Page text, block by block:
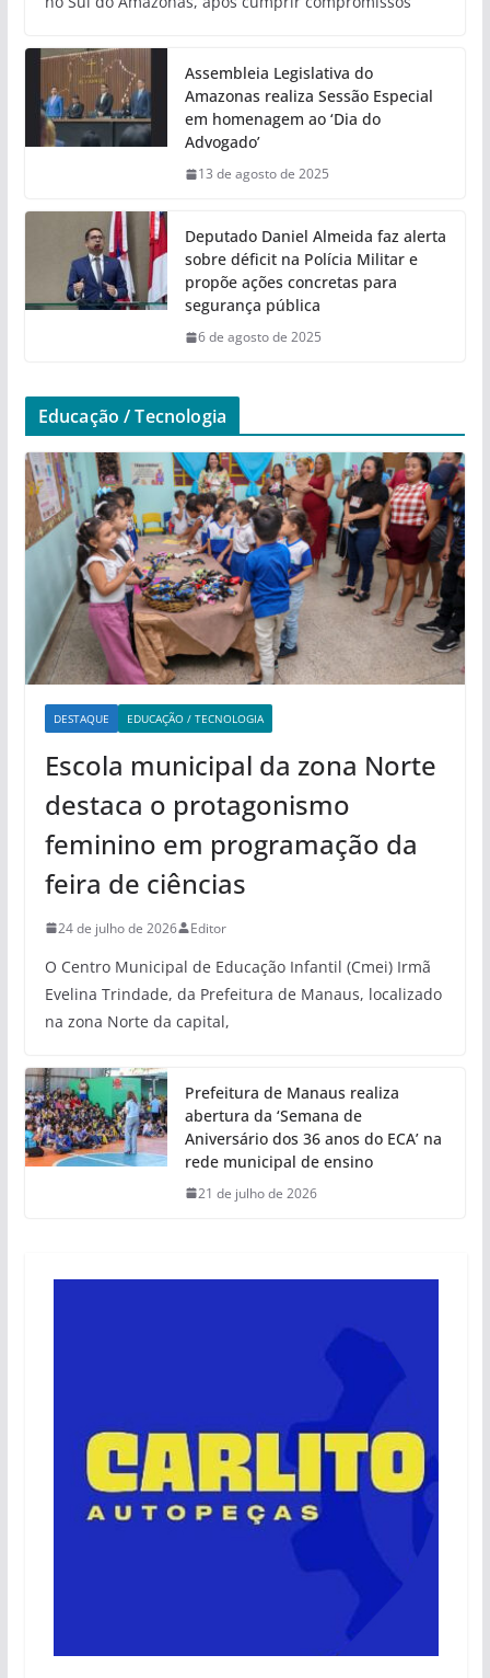
Assembleia Legislativa do
Amazonas realiza Sessão Especial
em homenagem ao ‘Dia do
Advogado’
13 de agosto de 2025
Deputado Daniel Almeida faz alerta
sobre déficit na Polícia Militar e
propõe ações concretas para
segurança pública
6 de agosto de 2025
Educação / Tecnologia
DESTAQUE EDUCAÇÃO / TECNOLOGIA
Escola municipal da zona Norte
destaca o protagonismo
feminino em programação da
feira de ciências
24 de julho de 2026 Editor
O Centro Municipal de Educação Infantil (Cmei) Irmã
Evelina Trindade, da Prefeitura de Manaus, localizado
na zona Norte da capital,
Prefeitura de Manaus realiza
abertura da ‘Semana de
Aniversário dos 36 anos do ECA’ na
rede municipal de ensino
21 de julho de 2026